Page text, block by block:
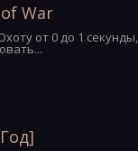
War
от 0 до 1